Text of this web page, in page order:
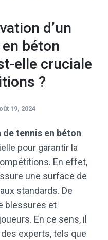
d’un
béton
elle cruciale
?
19, 2024
tennis en béton
pour garantir la
En effet,
une surface de
standards. De
blessures et
En ce sens, il
experts, tels que